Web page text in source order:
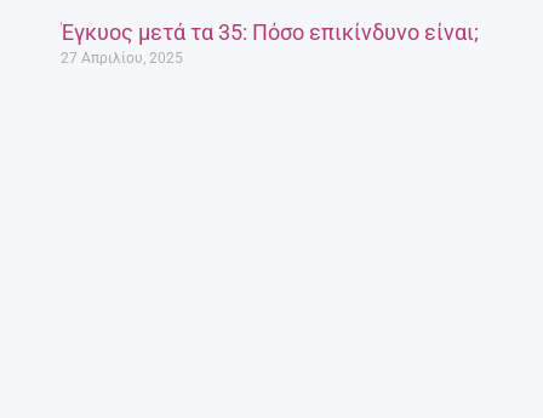
Έγκυος μετά τα 35: Πόσο επικίνδυνο είναι;
27 Απριλίου, 2025